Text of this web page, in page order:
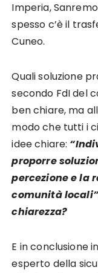
Imperia,
spesso c’è il
Cuneo.
Quali soluzione
secondo FdI del
ben chiare, ma
modo che tutti i
idee chiare:
proporre
percezione e la
comunità
chiarezza?
E in conclusione
esperto della